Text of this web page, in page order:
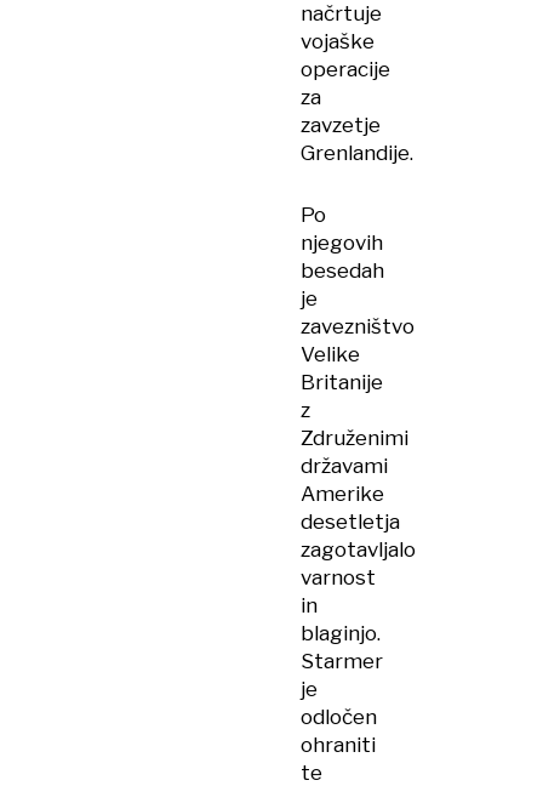
načrtuje
vojaške
operacije
za
zavzetje
Grenlandije.
Po
njegovih
besedah
je
zavezništvo
Velike
Britanije
z
Združenimi
državami
Amerike
desetletja
zagotavljalo
varnost
in
blaginjo.
Starmer
je
odločen
ohraniti
te